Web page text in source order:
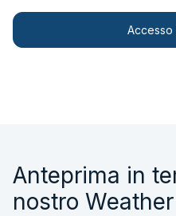
Accesso
Anteprima in
nostro